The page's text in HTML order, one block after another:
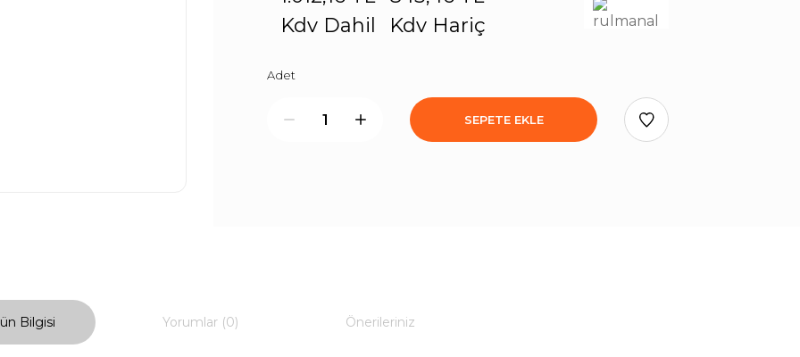
Kdv Dahil
Kdv Hariç
Adet
SEPETE EKLE
Bilgisi Yorumlar (0) Önerileriniz